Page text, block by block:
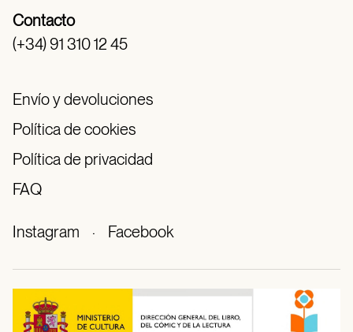
Contacto
(+34) 91 310 12 45
Envío y devoluciones
Política de cookies
Política de privacidad
FAQ
Instagram · Facebook